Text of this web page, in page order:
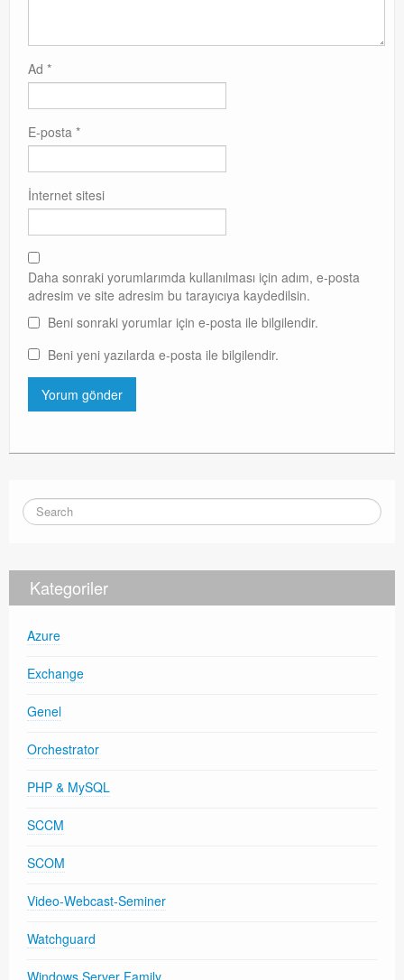
Ad *
E-posta *
İnternet sitesi
Daha sonraki yorumlarımda kullanılması için adım, e-posta
adresim ve site adresim bu tarayıcıya kaydedilsin.
Beni sonraki yorumlar için e-posta ile bilgilendir.
Beni yeni yazılarda e-posta ile bilgilendir.
Kategoriler
Azure
Exchange
Genel
Orchestrator
PHP & MySQL
SCCM
SCOM
Video-Webcast-Seminer
Watchguard
Windows Server Family